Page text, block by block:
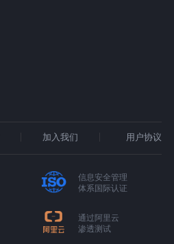
加入我们 用户协议
信息安全管理
体系国际认证
通过阿里云
渗透测试